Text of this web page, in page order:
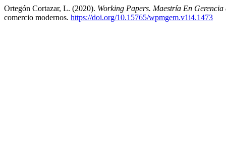
Ortegón Cortazar, L. (2020). Working Papers. Maestría En
comercio modernos. https://doi.org/10.15765/wpmgem.v1i4.1473